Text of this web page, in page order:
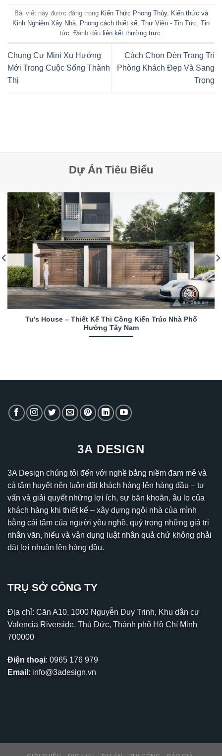
Bài viết này được đăng trong Kiến Thức Phong Thủy, Kiến thức và
Kinh Nghiệm Xây Nhà
Phong cách thiết kế Thư Viện - Tin Tức Tin
tức . Đánh dấu liên kết thường trực
Chung Cư Mini Xu Hướng
Mới Trong Cuộc Sống Thành
Thị
Cách Chọn Đèn Trang Trí
Phòng Khách Đẹp Và Sang
Trọng
Dự Án Tiêu Biểu
Tu’s House – Thiết Kế Thi Công Kiến Trúc Nhà Phố
Hướng Tây Nam
3A DESIGN
3A Design chúng tôi đến với nghề bằng niềm đam mê và
cả tâm huyết nên luôn đặt khách hàng lên hàng đầu – tư
vấn và giải quyết những lợi ích, sự băn khoăn, âu lo của
khách hàng khi thiết kế – xây dựng ngôi nhà của mình
bằng cái tâm của người yêu nghề, quý trọng những giá trị
nhân văn, hiểu và vận dụng luật nhân quả chứ không phải
đặt lợi nhuận lên hàng đầu.
TRỤ SỞ CÔNG TY
Địa chỉ: Căn A10, 1000 Nguyễn Duy Trinh, Khu dân cư
Valencia Riverside, Thủ Đức, Thành phố Hồ Chí Minh
700000
Điện thoại: 0965 176 979
Email : info@3adesign.vn